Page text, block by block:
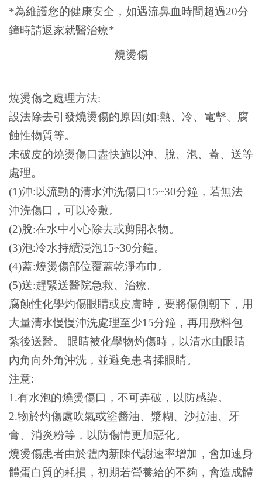
*為維護您的健康安全，如遇流鼻血時間超過20分
鐘時請返家就醫治療*
燒燙傷
燒燙傷之處理方法:
設法除去引發燒燙傷的原因(如:熱、冷、電擊、腐
蝕性物質等。
未破皮的燒燙傷口盡快施以沖、脫、泡、蓋、送等
處理。
(1)沖:以流動的清水沖洗傷口15~30分鐘，若無法
沖洗傷口，可以冷敷。
(2)脫:在水中小心除去或剪開衣物。
(3)泡:冷水持續浸泡15~30分鐘。
(4)蓋:燒燙傷部位覆蓋乾淨布巾。
(5)送:趕緊送醫院急救、治療。
腐蝕性化學灼傷眼睛或皮膚時，要將傷側朝下，用
大量清水慢慢沖洗處理至少15分鐘，再用敷料包
紮後送醫。 眼睛被化學物灼傷時，以清水由眼睛
內角向外角沖洗，並避免患者揉眼睛。
注意:
1.有水泡的燒燙傷口，不可弄破，以防感染。
2.物於灼傷處吹氣或塗醬油、漿糊、沙拉油、牙
膏、消炎粉等，以防傷情更加惡化。
燒燙傷患者由於體內新陳代謝速率增加，會加速身
體蛋白質的耗損，初期若營養給的不夠，會造成體